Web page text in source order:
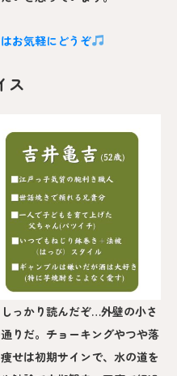
お気軽にどうぞ
ス
っかり読んだぞ…外壁の小さ
りだ。チョーキングやつや落
せは初期サインで、水の道を